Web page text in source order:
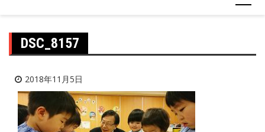
DSC_8157
2018年11月5日